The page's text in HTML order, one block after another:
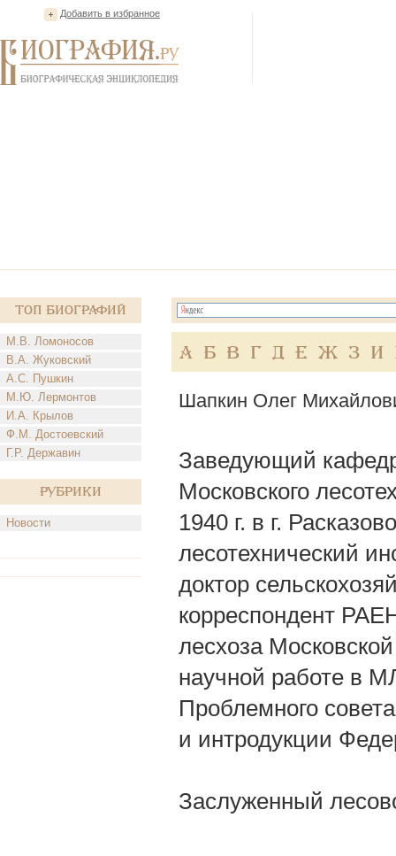
Добавить в избранное
Топ Биографий
М.В. Ломоносов
В.А. Жуковский
А.С. Пушкин
М.Ю. Лермонтов
И.А. Крылов
Ф.М. Достоевский
Г.Р. Державин
Рубрики
Новости
А Б В Г Д Е Ж З И
Шапкин Олег
Заведующий
Московского
1940 г. в г.
лесотехнический
доктор
корреспондент
лесхоза
научной работе в
Проблемного
и интродукции
Заслуженный